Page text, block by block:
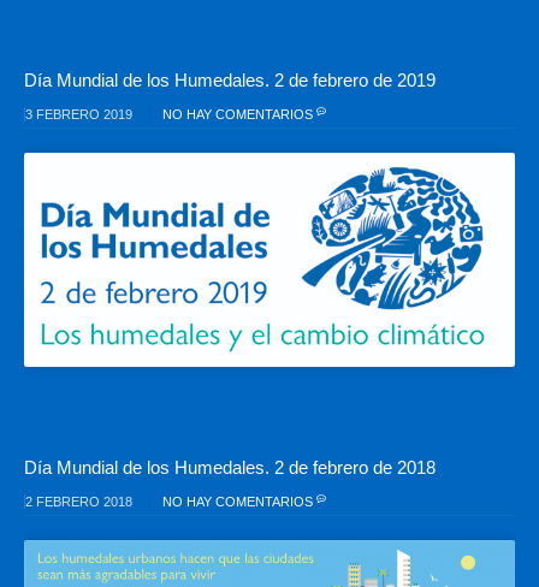
Día Mundial de los Humedales. 2 de febrero de 2019
3 FEBRERO 2019 NO HAY COMENTARIOS
Día Mundial de los Humedales. 2 de febrero de 2018
2 FEBRERO 2018 NO HAY COMENTARIOS